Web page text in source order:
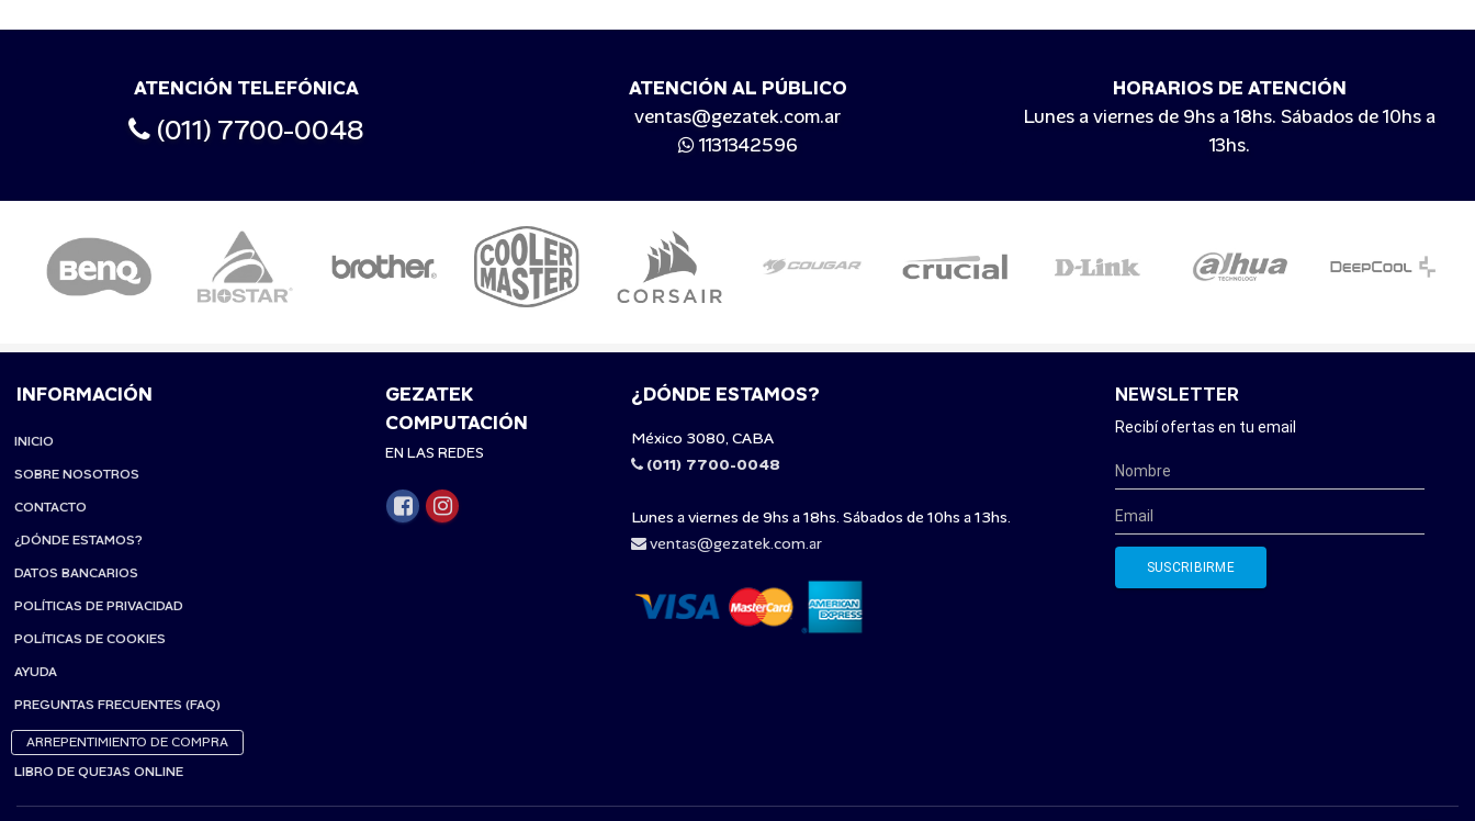
ATENCIÓN TELEFÓNICA
(011) 7700-0048
ATENCIÓN AL PÚBLICO
ventas@gezatek.com.ar
1131342596
HORARIOS DE ATENCIÓN
Lunes a viernes de 9hs a 18hs. Sábados de 10hs a
13hs.
INFORMACIÓN
INICIO
SOBRE NOSOTROS
CONTACTO
¿DÓNDE ESTAMOS?
DATOS BANCARIOS
POLÍTICAS DE PRIVACIDAD
POLÍTICAS DE COOKIES
AYUDA
PREGUNTAS FRECUENTES (FAQ)
ARREPENTIMIENTO DE COMPRA
LIBRO DE QUEJAS ONLINE
GEZATEK
COMPUTACIÓN
EN LAS REDES
¿DÓNDE ESTAMOS?
México 3080, CABA
(011) 7700-0048
Lunes a viernes de 9hs a 18hs. Sábados de 10hs a 13hs.
ventas@gezatek.com.ar
NEWSLETTER
Recibí ofertas en tu email